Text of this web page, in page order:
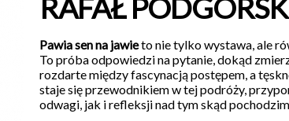
RAFAŁ
Pawia sen na jawieto nie tylko wystawa, ale
To próba odpowiedzi na pytanie, dokąd
rozdarte między fascynacją postępem, a
staje się przewodnikiem w tej podróży,
odwagi, jak i refleksji nad tym skąd